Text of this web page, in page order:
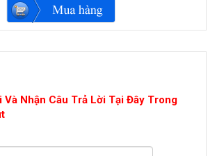
Và Nhận Câu Trả Lời Tại Đây Trong